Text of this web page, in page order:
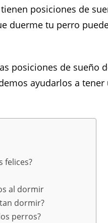
posiciones de
duerme tu perro
posiciones de sueño
ayudarlos a tener
felices?
al dormir
dormir?
perros?